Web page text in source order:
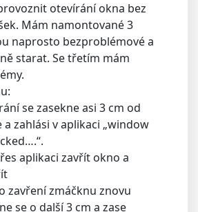
otevírání okna bez
Mám namontované 3
naprosto bezproblémové a
starat. Se třetím mám
se zasekne asi 3 cm od
a zahlási v aplikaci „window
aplikaci zavřít okno a
zavření zmáčknu znovu
se o další 3 cm a zase